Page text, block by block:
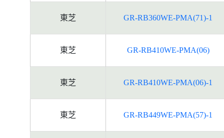
東芝 GR-RB360WE-PMA(71)-1
東芝 GR-RB410WE-PMA(06)
東芝 GR-RB410WE-PMA(06)-1
東芝 GR-RB449WE-PMA(57)-1